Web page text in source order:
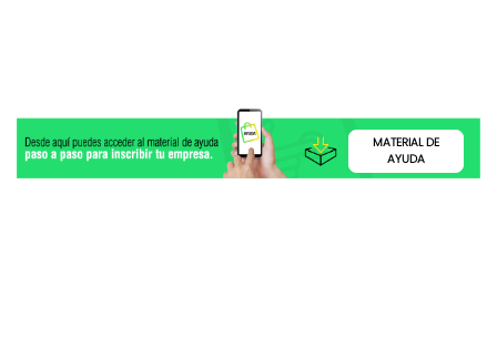
MATERIAL DE
AYUDA